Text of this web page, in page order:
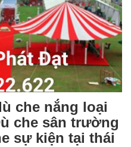
che nắng loại
che sân trường
sự kiện tại thái